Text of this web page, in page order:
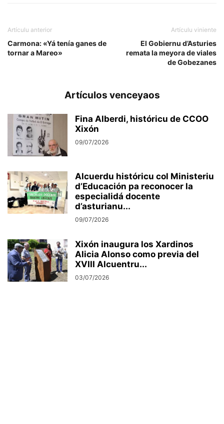
Artículu anterior
Carmona: «Yá tenía ganes de
tornar a Mareo»
Artículu viniente
El Gobiernu d’Asturies
remata la meyora de viales
de Gobezanes
Artículos venceyaos
Fina Alberdi, históricu de CCOO
Xixón
09/07/2026
Alcuerdu históricu col Ministeriu
d’Educación pa reconocer la
especialidá docente
d’asturianu...
09/07/2026
Xixón inaugura los Xardinos
Alicia Alonso como previa del
XVIII Alcuentru...
03/07/2026